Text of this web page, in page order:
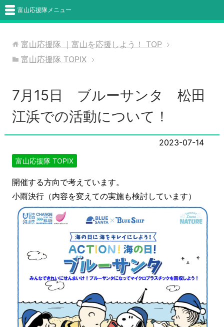
富山応援隊メニュー
富山応援隊 ｜富山を応援しよう！
TOP
富山応援隊 TOPIX
7月15日 ブルーサンタ 松田
江浜での活動について！
2023-07-14
富山応援隊 TOPIX
開催する方向で考えています。
小雨決行（内容を変えての実施も検討しています）